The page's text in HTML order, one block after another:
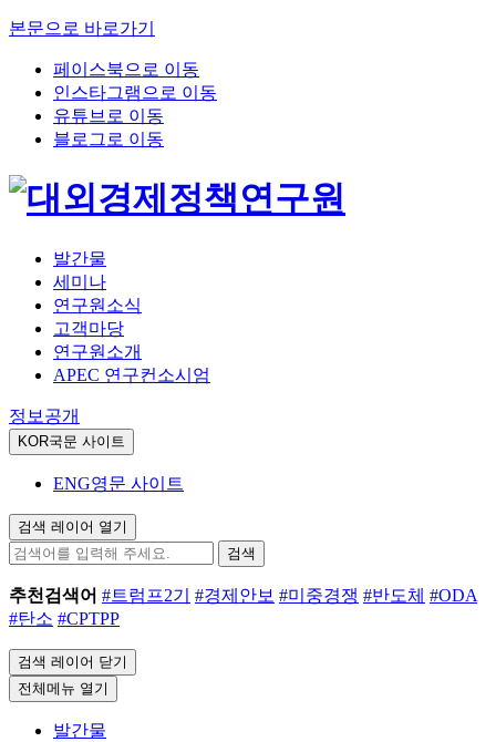
본문으로 바로가기
페이스북으로 이동
인스타그램으로 이동
유튜브로 이동
블로그로 이동
발간물
세미나
연구원소식
고객마당
연구원소개
APEC 연구컨소시엄
정보공개
KOR국문 사이트
ENG영문 사이트
검색 레이어 열기
검색
추천검색어 #트럼프2기 #경제안보 #미중경쟁 #반도체 #ODA
#탄소 #CPTPP
검색 레이어 닫기
전체메뉴 열기
발간물